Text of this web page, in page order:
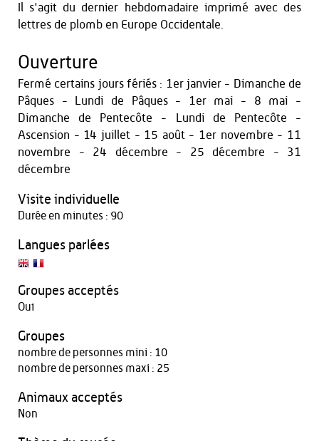
Il s'agit du dernier hebdomadaire imprimé avec des
lettres de plomb en Europe Occidentale.
Ouverture
Fermé certains jours fériés : 1er janvier - Dimanche de
Pâques - Lundi de Pâques - 1er mai - 8 mai -
Dimanche de Pentecôte - Lundi de Pentecôte -
Ascension - 14 juillet - 15 août - 1er novembre - 11
novembre - 24 décembre - 25 décembre - 31
décembre
Visite individuelle
Durée en minutes : 90
Langues parlées
Groupes acceptés
Oui
Groupes
nombre de personnes mini : 10
nombre de personnes maxi : 25
Animaux acceptés
Non